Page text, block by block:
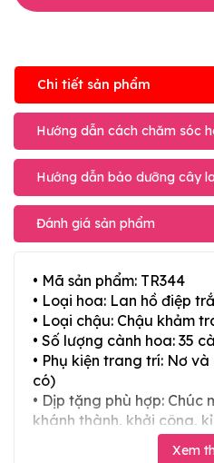
Chi tiết sản phẩm
Hướng dẫn cách chăm sóc
Hướng dẫn bảo dưỡng cây
Đánh giá sản phẩm
• Mã sản phẩm: TR344
• Loại hoa: Lan hồ điệp
• Loại chậu: Chậu khảm
• Số lượng cành hoa: 35
• Phụ kiện trang trí: Nơ
có)
• Dịp tặng phù hợp: Chúc
khánh thành, khởi công,
thọ, mừng cưới, tân gia
Xem